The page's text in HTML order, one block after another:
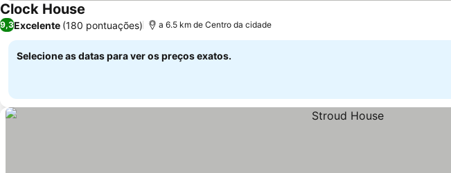
Clock House
9,3Excelente (180 pontuações) a 6.5 km de Centro da cidade
Selecione as datas para ver os preços exatos.